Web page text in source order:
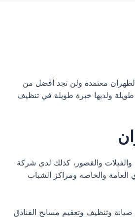
معتمدة ولن تجد أفضل من
ولديها خبرة طويلة في تنظيف
والقصور، كذلك لدى شركة
والخاصة ومراكز الشباب
وتنظيف وتعقيم مسابح الفنادق